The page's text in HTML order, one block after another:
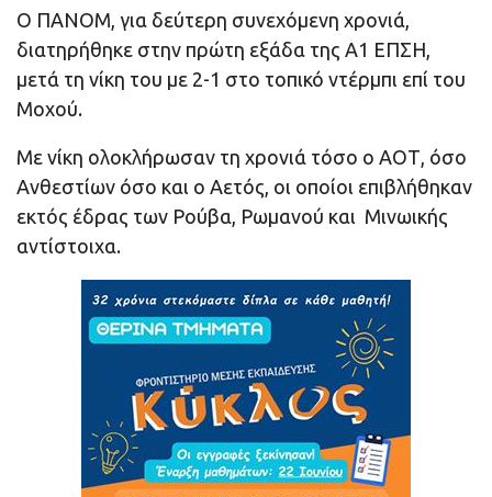
Ο ΠΑΝΟΜ, για δεύτερη συνεχόμενη χρονιά,
διατηρήθηκε στην πρώτη εξάδα της Α1 ΕΠΣΗ,
μετά τη νίκη του με 2-1 στο τοπικό ντέρμπι επί του
Μοχού.
Με νίκη ολοκλήρωσαν τη χρονιά τόσο ο ΑΟΤ, όσο
Ανθεστίων όσο και ο Αετός, οι οποίοι επιβλήθηκαν
εκτός έδρας των Ρούβα, Ρωμανού και Μινωικής
αντίστοιχα.